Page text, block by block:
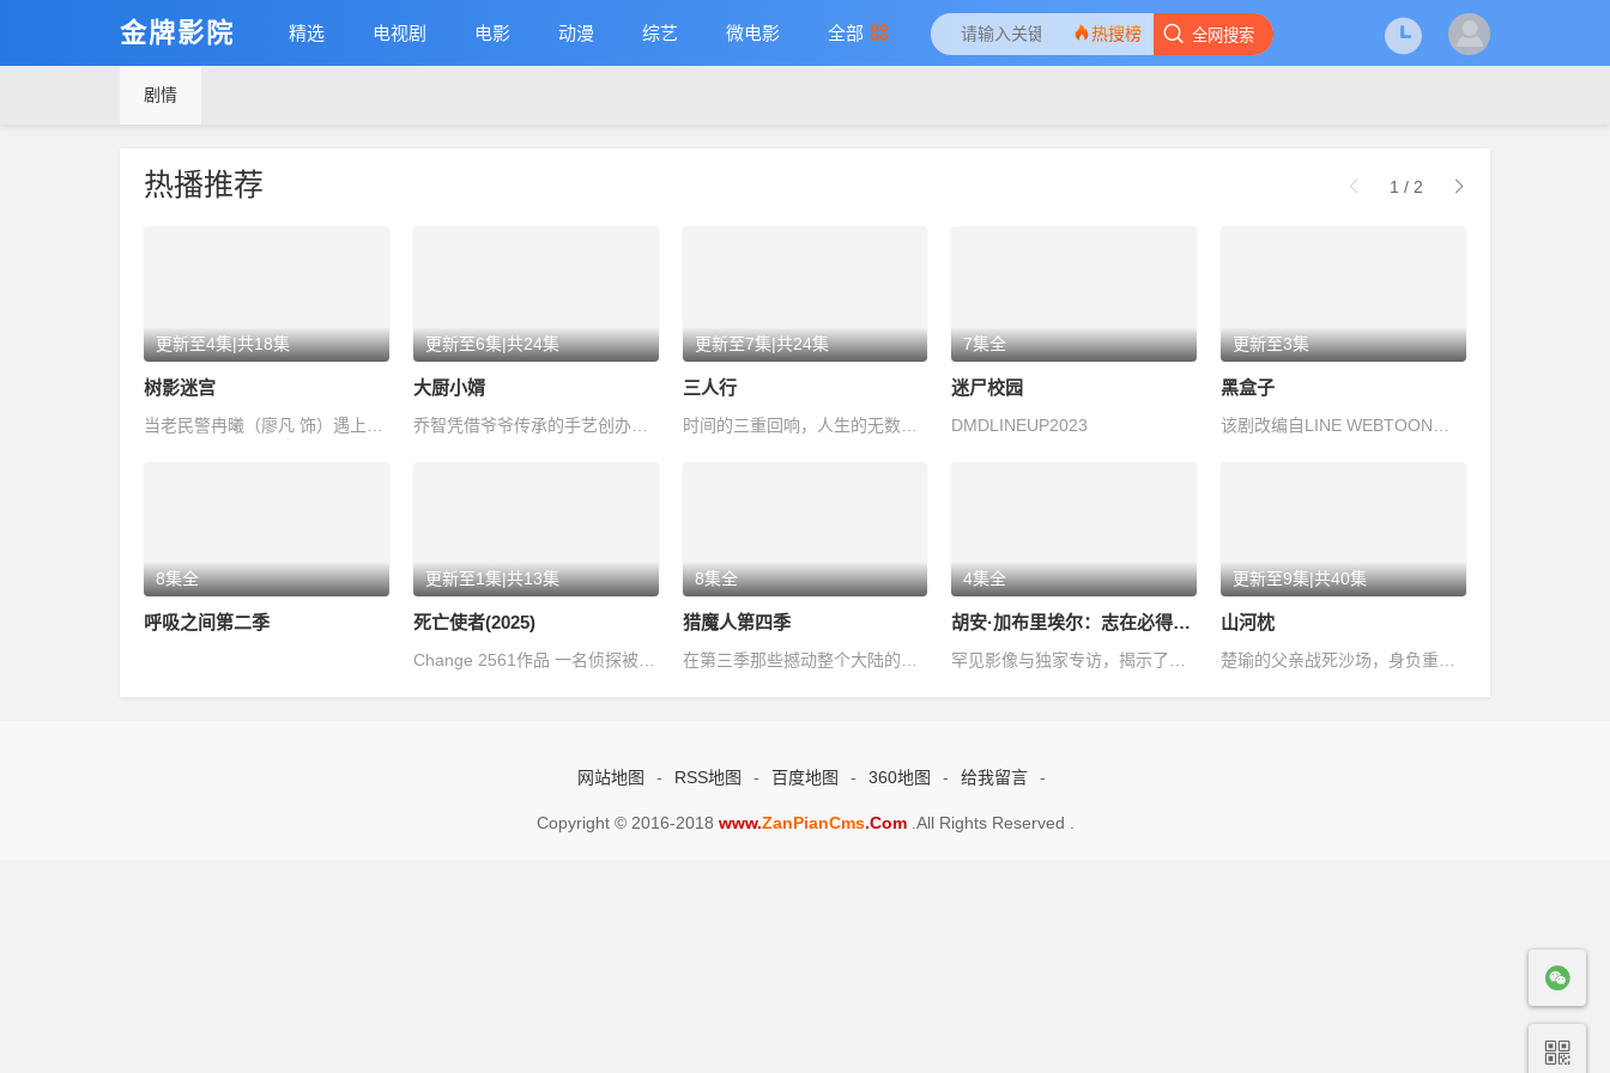
金牌影院 精选 电视剧 电影 动漫 综艺 微电影 全部 全网搜索
热搜榜
剧情
热播推荐 1 / 2
更新至4集|共18集
树影迷宫
更新至6集|共24集
大厨小婿
乔智凭借爷爷传承的手艺创办了名为“食堂”的餐厅。他以传统古法料理精心烹…
更新至7集|共24集
三人行
时间的三重回响，人生的无数可能。 落雪时分，故事即将发生。
7集全
迷尸校园
DMDLINEUP2023
更新至3集
黑盒子
8集全
呼吸之间第二季
更新至1集|共13集
死亡使者(2025)
Change 2561作品 一名侦探被叫去调查森林中发生的一系列仪式性谋杀案。他在…
8集全
猎魔人第四季
在第三季那些撼动整个大陆的事件发生后，杰洛特、叶妮芙、奇莉被猛烈战火与…
4集全
胡安·加布里埃尔：志在必得的音乐人
罕见影像与独家专访，揭示了传奇歌手兼词曲创作人胡安·加布里埃尔的天才、…
更新至9集|共40集
山河枕
楚瑜的父亲战死沙场，身负重伤的兄长向她透露此中之事绝不简单，她立誓定要…
网站地图 - RSS地图 - 百度地图 - 360地图 - 给我留言 -
Copyright © 2016-2018 www.ZanPianCms.Com.All Rights Reserved .